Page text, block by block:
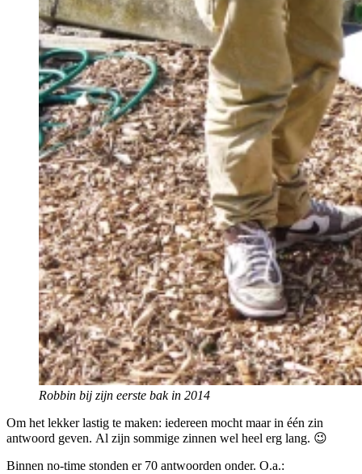
Robbin bij zijn eerste bak in 2014
Om het lekker lastig te maken: iedereen mocht maar in één zin
antwoord geven. Al zijn sommige zinnen wel heel erg lang. 😉
Binnen no-time stonden er 70 antwoorden onder. O.a.: